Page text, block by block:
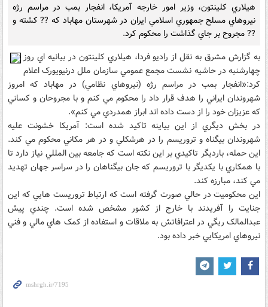
هيلاري کلينتون، وزير امور خارجه آمريکا، انفجار بمب در مراسم رژه
نيروهاي مسلح جمهوري اسلامي ايران در شهرستان مهاباد که ?? کشته و
?? مجروح بر جاي گذاشت را محکوم کرد.
به گزارش مشرق به نقل از راديو فردا، هيلاري کلينتون در بيانيه اي روز
چهارشنبه در حاشيه نشست مجمع عمومي سازمان ملل درنيويورک اعلام
کرد:«انفجار بمب در مراسم رژه (نيروهاي نظامي) در مهاباد که امروز
شهروندان ايراني را هدف قرار داد را محکوم مي کنم و با مجروحان و کساني
که عزيزان خود را از دست داده اند ابراز همدردي مي کنم».
در بخش ديگري از اين بياينه تاکيد شده است: آمريکا خشونت عليه
شهروندان بيگناه و تروريسم را در هرشکلي و در هر مکاني محکوم مي کند.
اين حمله، بارديگر تاکيدي بر اين نکته است که جامعه بين المللي نياز دارد تا
با همکاري با يکديگر با تروريسم که جان بيگناهان را در سراسر جهان تهديد
مي کند، مبارزه کند.
اين محکوميت در حالي صورت گرفته است که ارتباط تروريست هايي که اين
جنايت را آفريدند با خارج از کشور مشخص شده است. چندي پيش
عبدالمالک ريگي در اعترافاتش به ملاقات و استفاده از کمک هاي مالي و فني
نيروهاي امريکايي خبر داده بود.